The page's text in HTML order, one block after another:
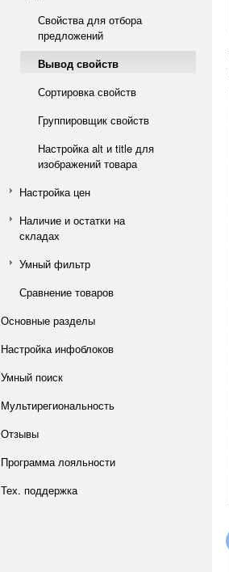
Свойства для отбора
предложений
Вывод свойств
Сортировка свойств
Группировщик свойств
Настройка alt и title для
изображений товара
Настройка цен
Наличие и остатки на
складах
Умный фильтр
Сравнение товаров
Основные разделы
Настройка инфоблоков
Умный поиск
Мультирегиональность
Отзывы
Программа лояльности
Тех. поддержка